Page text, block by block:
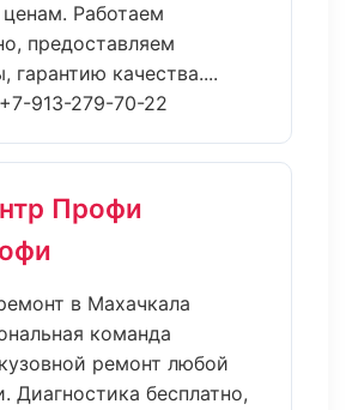
Работаем
предоставляем
гарантию качества....
+7-913-279-70-22
Профи
в Махачкала
команда
ремонт любой
Диагностика бесплатно,